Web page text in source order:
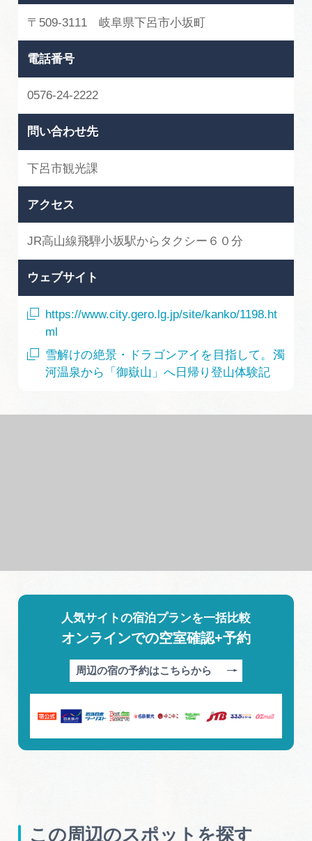
〒509-3111 岐阜県下呂市小坂町
電話番号
0576-24-2222
問い合わせ先
下呂市観光課
アクセス
JR高山線飛騨小坂駅からタクシー６０分
ウェブサイト
https://www.city.gero.lg.jp/site/kanko/1198.ht
ml
雪解けの絶景・ドラゴンアイを目指して。濁
河温泉から「御嶽山」へ日帰り登山体験記
人気サイトの宿泊プランを一括比較
オンラインでの空室確認+予約
周辺の宿の予約はこちらから
この周辺のスポットを探す